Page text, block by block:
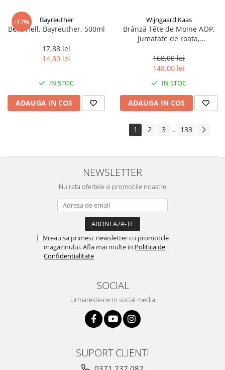
-17% Bayreuther
Bere Hell, Bayreuther, 500ml
17,88 lei
14,80 lei
IN STOC
ADAUGA IN COS
Wijngaard Kaas
Brânză Tête de Moine AOP,
jumatate de roata,
168,00 lei
148,00 lei
IN STOC
ADAUGA IN COS
1 2 3 ... 133
NEWSLETTER
Nu rata ofertele si promotiile noastre
Vreau sa primesc newsletter cu promotiile
magazinului. Afla mai multe in Politica de
Confidentialitate
SOCIAL
Urmareste-ne in social media
SUPORT CLIENTI